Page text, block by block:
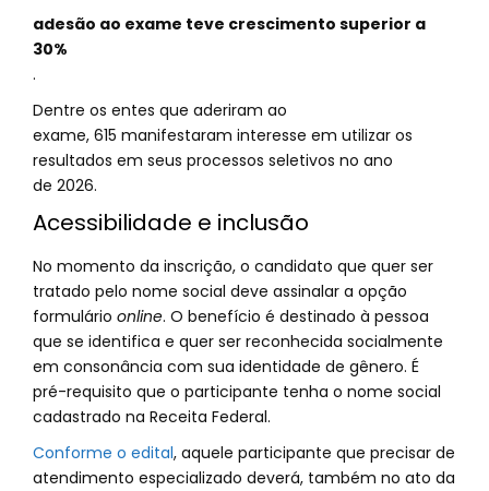
adesão ao exame teve crescimento superior a
30%
.
Dentre os entes que aderiram ao
exame, 615 manifestaram interesse em utilizar os
resultados em seus processos seletivos no ano
de 2026.
Acessibilidade e inclusão
No momento da inscrição, o candidato que quer ser
tratado pelo nome social deve assinalar a opção
formulário online. O benefício é destinado à pessoa
que se identifica e quer ser reconhecida socialmente
em consonância com sua identidade de gênero. É
pré-requisito que o participante tenha o nome social
cadastrado na Receita Federal.
Conforme o edital, aquele participante que precisar de
atendimento especializado deverá, também no ato da